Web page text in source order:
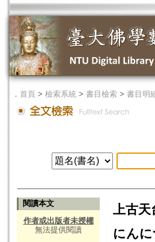
． 首頁 > 檢索系統 > 書目檢索 > 書目明
閱讀本文
作者或出版者未授權
無法提供閱讀
上古
にん